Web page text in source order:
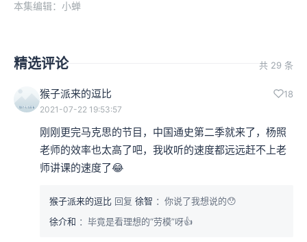
本集编辑：小蝉
精选评论 共 29 条
猴子派来的逗比 18
2021-07-22 19:53:57
刚刚更完马克思的节目，中国通史第二季就来了，杨照
老师的效率也太高了吧，我收听的速度都远远赶不上老
师讲课的速度了😂
猴子派来的逗比 回复 徐智 ：你说了我想说的😯
徐介和 ：毕竟是看理想的“劳模”呀👍